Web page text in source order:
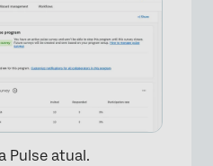
Pulse atual.